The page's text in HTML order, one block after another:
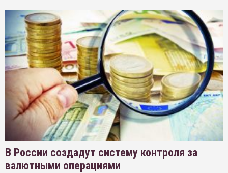
В России создадут систему контроля за
валютными операциями